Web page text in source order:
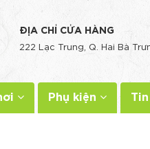
ĐỊA CHỈ CỬA HÀNG
222 Lạc Trung, Q. Hai Bà
Phụ kiện